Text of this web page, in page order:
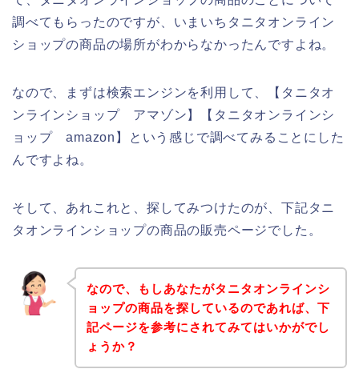
調べてもらったのですが、いまいちタニタオンライン
ショップの商品の場所がわからなかったんですよね。
なので、まずは検索エンジンを利用して、【タニタオ
ンラインショップ アマゾン】【タニタオンラインシ
ョップ amazon】という感じで調べてみることにした
んですよね。
そして、あれこれと、探してみつけたのが、下記タニ
タオンラインショップの商品の販売ページでした。
なので、もしあなたがタニタオンラインシ
ョップの商品を探しているのであれば、下
記ページを参考にされてみてはいかがでし
ょうか？